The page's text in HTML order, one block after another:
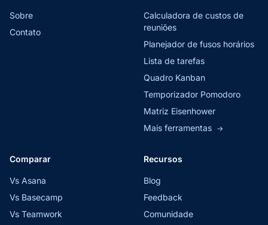
Sobre
Contato
Calculadora de custos de
reuniões
Planejador de fusos horários
Lista de tarefas
Quadro Kanban
Temporizador Pomodoro
Matriz Eisenhower
Mais ferramentas →
Comparar
Vs Asana
Vs Basecamp
Vs Teamwork
Recursos
Blog
Feedback
Comunidade